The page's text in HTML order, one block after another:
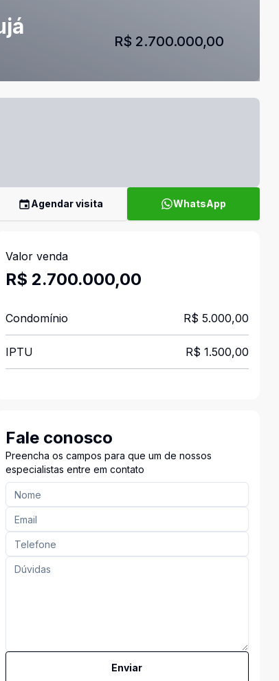
R$ 2.700.000,00
Agendar visita WhatsApp
Valor venda
R$ 2.700.000,00
Condomínio R$ 5.000,00
IPTU R$ 1.500,00
Fale conosco
Preencha os campos para que um de nossos
especialistas entre em contato
Enviar